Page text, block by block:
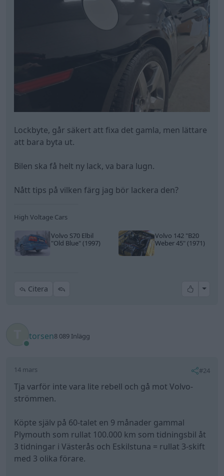
Lockbyte, går säkert att fixa det gamla, men lättare
att bara byta ut.
Bilen ska få helt ny lack, va bara lugn.
Nått tips på vilken färg jag bör lackera den?
High Voltage Cars
Volvo S70 Elbil
"Old Blue"(1997)
Volvo 142 "B20
Weber 45"(1971)
Citera All
torsen8 089 Inlägg
14 mars #24
Tja varför inte vara lite rebell och gå mot Volvo-
strömmen.
Köpte själv på 60-talet en 9 månader gammal
Plymouth som rullat 100.000 km som tidningsbil åt
3 tidningar i Västerås och Eskilstuna = rullat 3-skift
med 3 olika förare.